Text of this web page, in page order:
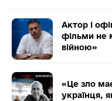
Актор і
фільми не
війною»
«Це зло
українця,